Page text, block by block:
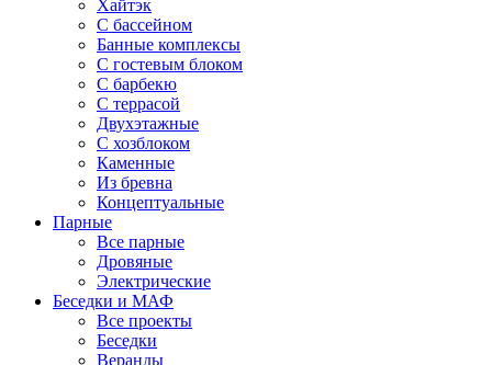
Хайтэк
С бассейном
Банные комплексы
С гостевым блоком
С барбекю
С террасой
Двухэтажные
С хозблоком
Каменные
Из бревна
Концептуальные
Парные
Все парные
Дровяные
Электрические
Беседки и МАФ
Все проекты
Беседки
Веранды